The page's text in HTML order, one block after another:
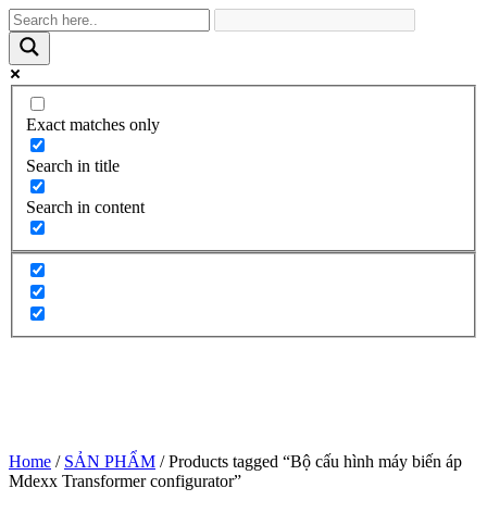
Exact matches only
Search in title
Search in content
Home / SẢN PHẨM / Products tagged “Bộ cấu hình máy biến áp
Mdexx Transformer configurator”